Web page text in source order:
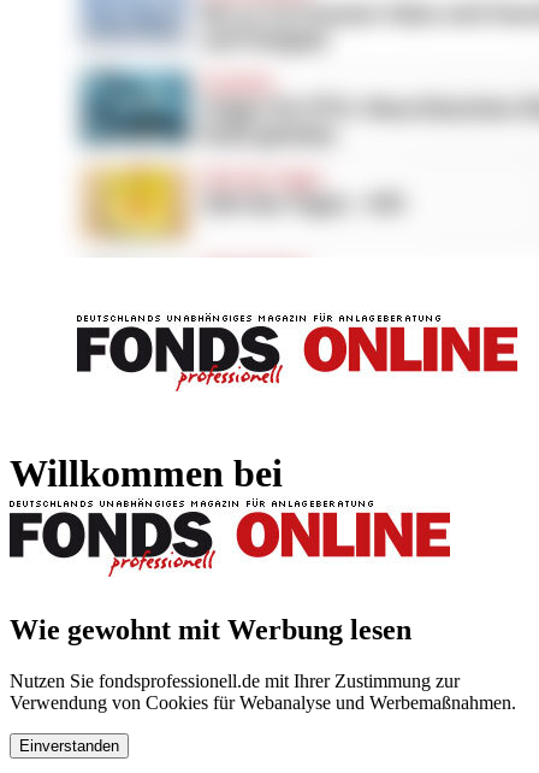
Willkommen bei
Wie gewohnt mit Werbung lesen
Nutzen Sie fondsprofessionell.de mit Ihrer Zustimmung zur
Verwendung von Cookies für Webanalyse und Werbemaßnahmen.
Einverstanden